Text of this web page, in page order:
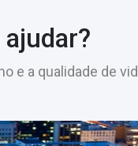
e a qualidade de